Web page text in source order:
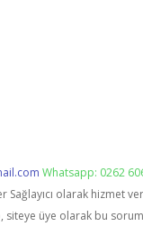
Whatsapp: 0262
Sağlayıcı olarak
üye olarak bu